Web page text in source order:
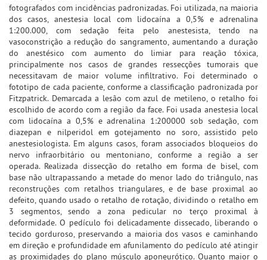
fotografados com incidências padronizadas. Foi utilizada, na maioria
dos casos, anestesia local com lidocaína a 0,5% e adrenalina
1:200.000, com sedação feita pelo anestesista, tendo na
vasoconstrição a redução do sangramento, aumentando a duração
do anestésico com aumento do limiar para reação tóxica,
principalmente nos casos de grandes ressecções tumorais que
necessitavam de maior volume infiltrativo. Foi determinado o
fototipo de cada paciente, conforme a classificação padronizada por
Fitzpatrick. Demarcada a lesão com azul de metileno, o retalho foi
escolhido de acordo com a região da face. Foi usada anestesia local
com lidocaína a 0,5% e adrenalina 1:200000 sob sedação, com
diazepan e nilperidol em gotejamento no soro, assistido pelo
anestesiologista. Em alguns casos, foram associados bloqueios do
nervo infraorbitário ou mentoniano, conforme a região a ser
operada. Realizada dissecção do retalho em forma de bisel, com
base não ultrapassando a metade do menor lado do triângulo, nas
reconstruções com retalhos triangulares, e de base proximal ao
defeito, quando usado o retalho de rotação, dividindo o retalho em
3 segmentos, sendo a zona pedicular no terço proximal à
deformidade. O pedículo foi delicadamente dissecado, liberando o
tecido gorduroso, preservando a maioria dos vasos e caminhando
em direção e profundidade em afunilamento do pedículo até atingir
as proximidades do plano músculo aponeurótico. Quanto maior o